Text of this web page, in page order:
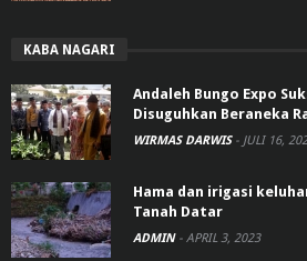
KABA NAGARI
Andaleh Bungo Expo
Disuguhkan Beraneka
WIRMAS DARWIS - JULI 16,
Hama dan irigasi
Tanah Datar
ADMIN - APRIL 3, 2023